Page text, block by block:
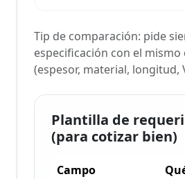
Tip de comparación: pide
especificación con el mismo
(espesor, material, longitud,
Plantilla de
(para cotizar bien)
Campo